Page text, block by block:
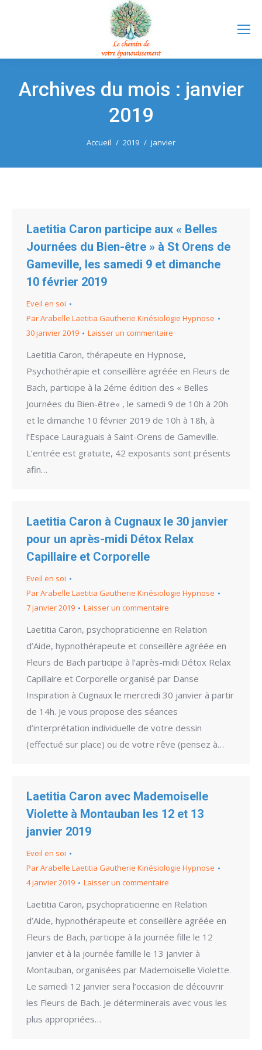
Archives du mois : janvier
2019
Accueil 2019 janvier
Laetitia Caron participe aux « Belles
Journées du Bien-être » à St Orens de
Gameville, les samedi 9 et dimanche
10 février 2019
Eveil en soi
ParArabelle Laetitia Gautherie Kinésiologie Hypnose
30 janvier 2019
Laisser un commentaire
Laetitia Caron, thérapeute en Hypnose,
Psychothérapie et conseillère agréée en Fleurs de
Bach, participe à la 2éme édition des « Belles
Journées du Bien-être« , le samedi 9 de 10h à 20h
et le dimanche 10 février 2019 de 10h à 18h, à
l’Espace Lauraguais à Saint-Orens de Gameville.
L’entrée est gratuite, 42 exposants sont présents
afin…
Laetitia Caron à Cugnaux le 30 janvier
pour un après-midi Détox Relax
Capillaire et Corporelle
Eveil en soi
ParArabelle Laetitia Gautherie Kinésiologie Hypnose
7 janvier 2019
Laisser un commentaire
Laetitia Caron, psychopraticienne en Relation
d’Aide, hypnothérapeute et conseillère agréée en
Fleurs de Bach participe à l’après-midi Détox Relax
Capillaire et Corporelle organisé par Danse
Inspiration à Cugnaux le mercredi 30 janvier à partir
de 14h. Je vous propose des séances
d’interprétation individuelle de votre dessin
(effectué sur place) ou de votre rêve (pensez à…
Laetitia Caron avec Mademoiselle
Violette à Montauban les 12 et 13
janvier 2019
Eveil en soi
ParArabelle Laetitia Gautherie Kinésiologie Hypnose
4 janvier 2019
Laisser un commentaire
Laetitia Caron, psychopraticienne en Relation
d’Aide, hypnothérapeute et conseillère agréée en
Fleurs de Bach, participe à la journée fille le 12
janvier et à la journée famille le 13 janvier à
Montauban, organisées par Mademoiselle Violette.
Le samedi 12 janvier sera l’occasion de découvrir
les Fleurs de Bach. Je déterminerais avec vous les
plus appropriées…